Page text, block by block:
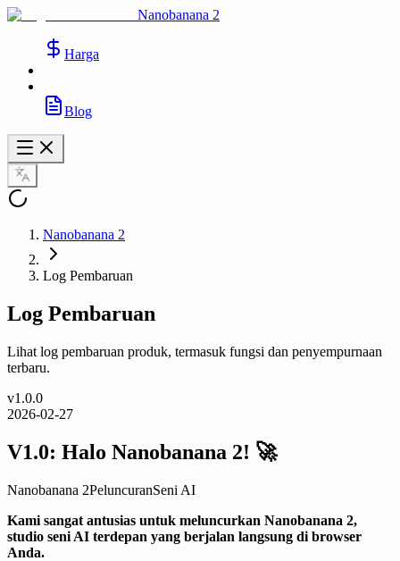
Nanobanana 2
Harga
Blog
Nanobanana 2
Log Pembaruan
Log Pembaruan
Lihat log pembaruan produk, termasuk fungsi dan penyempurnaan
terbaru.
v1.0.0
2026-02-27
V1.0: Halo Nanobanana 2! 🚀
Nanobanana 2PeluncuranSeni AI
Kami sangat antusias untuk meluncurkan Nanobanana 2,
studio seni AI terdepan yang berjalan langsung di browser
Anda.